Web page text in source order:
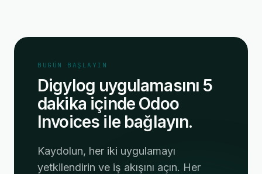
BUGÜN BAŞLAYIN
Digylog uygulamasını 5
dakika içinde Odoo
Invoices ile bağlayın.
Kaydolun, her iki uygulamayı
yetkilendirin ve iş akışını açın. Her